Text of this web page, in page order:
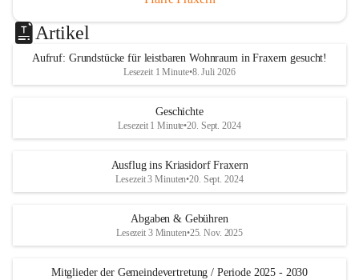
Artikel
Aufruf: Grundstücke für leistbaren Wohnraum in Fraxern gesucht!
Lesezeit 1 Minute•8. Juli 2026
Geschichte
Lesezeit 1 Minute•20. Sept. 2024
Ausflug ins Kriasidorf Fraxern
Lesezeit 3 Minuten•20. Sept. 2024
Abgaben & Gebühren
Lesezeit 3 Minuten•25. Nov. 2025
Mitglieder der Gemeindevertretung / Periode 2025 - 2030